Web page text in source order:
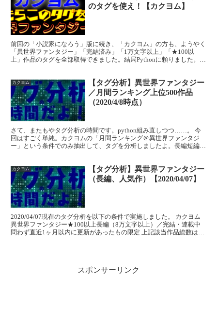
のタグを使え！【カクヨム】
前回の「小説家になろう」版に続き、「カクヨム」の方も、ようやく
「異世界ファンタジー」「完結済み」「1万文字以上」「★100以
上」作品のタグを全部取得できました。結局Pythonに頼りました。無
カクヨム
【タグ分析】異世界ファンタジー
／月間ランキング上位500作品
（2020/4/8時点）
さて、またもやタグ分析の時間です。python組み直しつつ……。 今
回はすごく単純。カクヨムの「月間ランキング＠異世界ファンタジ
ー」という条件でのみ抽出して、タグを分析しましたよ。長編短編な
カクヨム
【タグ分析】異世界ファンタジー
（長編、人気作）【2020/04/07】
2020/04/07現在のタグ分析を以下の条件で実施しました。 カクヨム
異世界ファンタジー★100以上長編（8万文字以上）／完結・連載中
問わず直近1ヶ月以内に更新があったもの限定 上記該当作品総数は
スポンサーリンク